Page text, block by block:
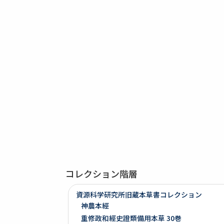
コレクション階層
資源科学研究所旧蔵本草書コレクション
神農本經
重修政和經史證類備用本草 30巻